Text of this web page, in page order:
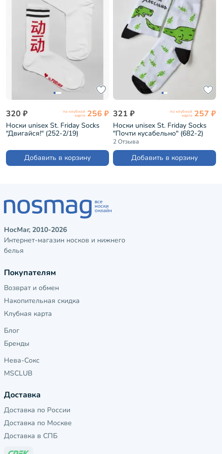
320 ₽ по клубной
карте 256 ₽
Носки unisex St. Friday Socks
"Двигайся!" (252-2/19)
Добавить в корзину
321 ₽ по клубной
карте 257 ₽
Носки unisex St. Friday Socks
"Почти кусабельно" (682-2)
2 Отзыва
Добавить в корзину
НосМаг, 2010-2026
Интернет-магазин носков и нижнего
белья
Покупателям
Возврат и обмен
Накопительная скидка
Клубная карта
Блог
Бренды
Нева-Сокс
MSCLUB
Доставка
Доставка по России
Доставка по Москве
Доставка в СПБ